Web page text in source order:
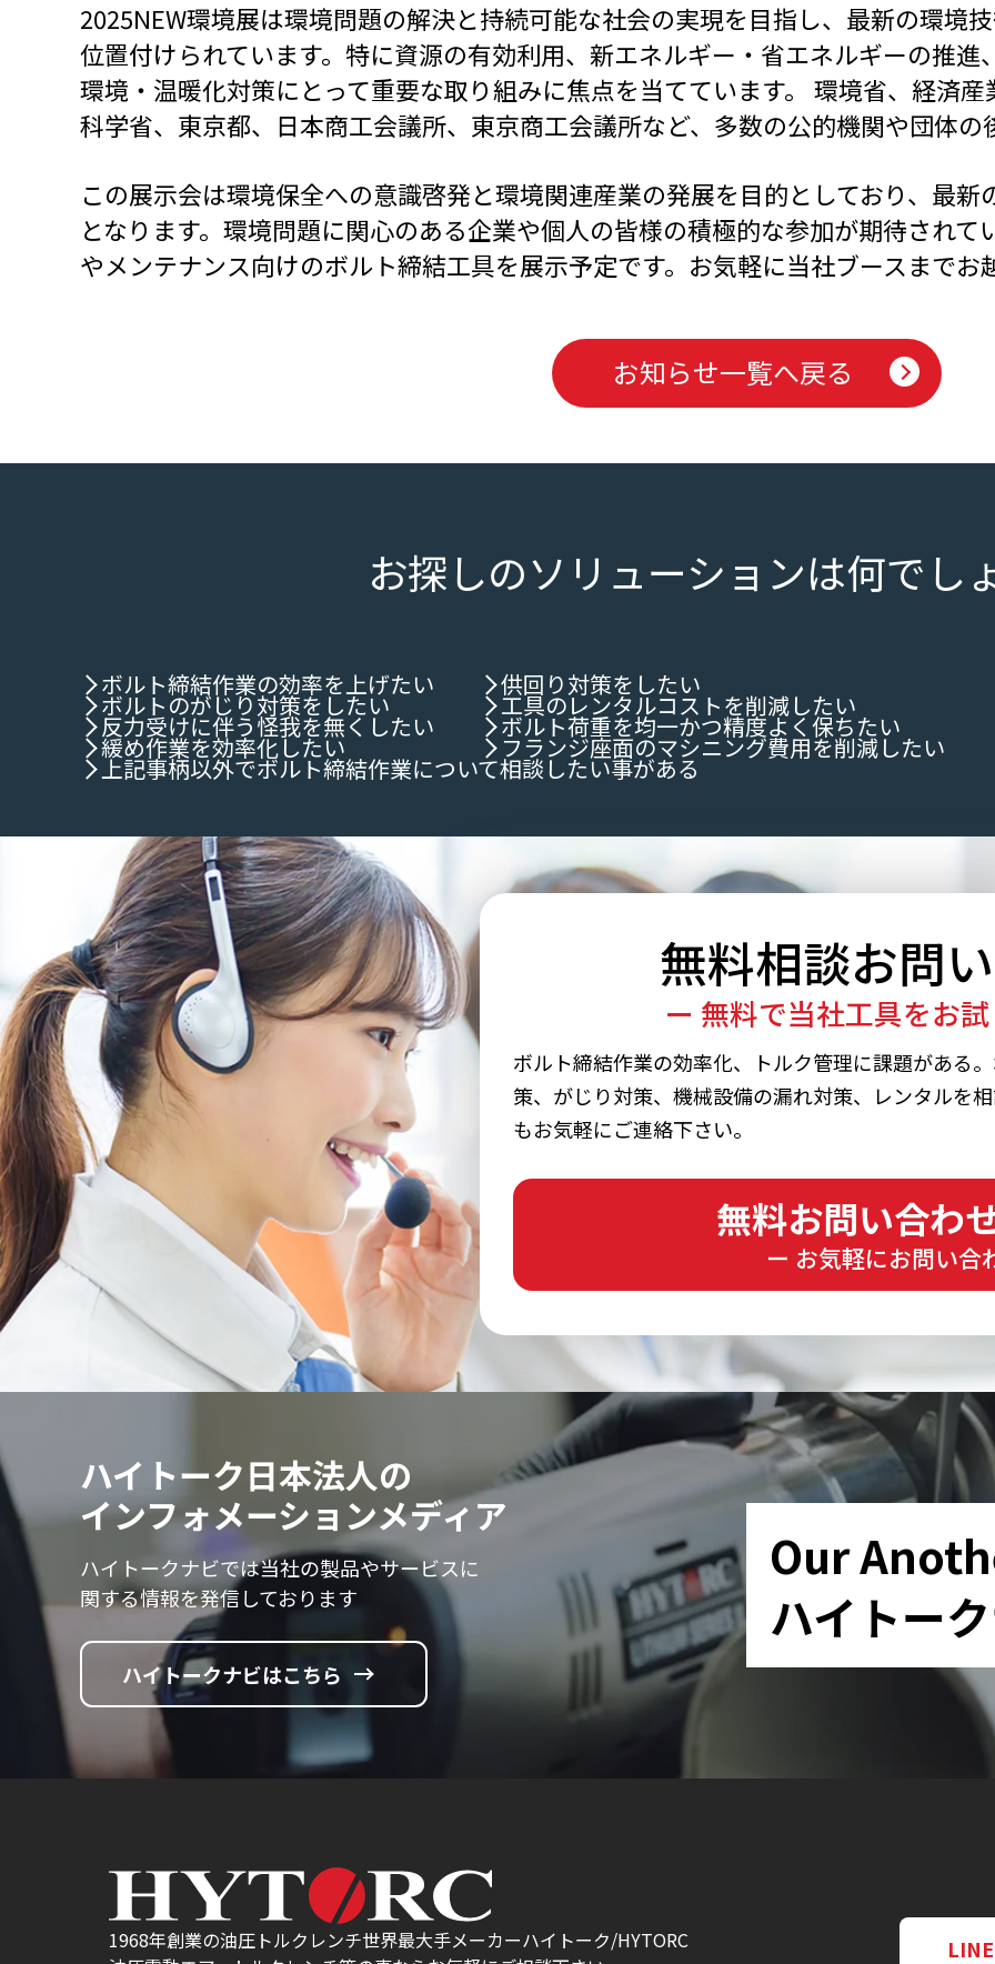
2025NEW環境展は環境問題の解決と持続可能な社会の実現を目指し、最新の環境
位置付けられています。特に資源の有効利用、新エネルギー・省エネルギーの推進
環境・温暖化対策にとって重要な取り組みに焦点を当てています。 環境省、経済
科学省、東京都、日本商工会議所、東京商工会議所など、多数の公的機関や団体の
この展示会は環境保全への意識啓発と環境関連産業の発展を目的としており、最
となります。環境問題に関心のある企業や個人の皆様の積極的な参加が期待され
やメンテナンス向けのボルト締結工具を展示予定です。お気軽に当社ブースまでお
お知らせ一覧へ戻る
お探しのソリューションは何でし
ボルト締結作業の効率を上げたい 供回り対策をしたい
ボルトのがじり対策をしたい 工具のレンタルコストを削減したい
反力受けに伴う怪我を無くしたい ボルト荷重を均一かつ精度よく保ちたい
緩め作業を効率化したい フランジ座面のマシニング費用を削減したい
上記事柄以外でボルト締結作業について相談したい事がある
無料相談お問
ー 無料で当社工具をお
ボルト締結作業の効率化、トルク管理に課題がある
策、がじり対策、機械設備の漏れ対策、レンタルを
もお気軽にご連絡下さい。
無料お問い合わ
ー お気軽にお問い合
Our
ハイトー
ハイトーク日本法人の
インフォメーションメディア
ハイトークナビでは当社の製品やサービスに
関する情報を発信しております
ハイトークナビはこちら
1968年創業の油圧トルクレンチ世界最大手メーカーハイトーク/HYTORC